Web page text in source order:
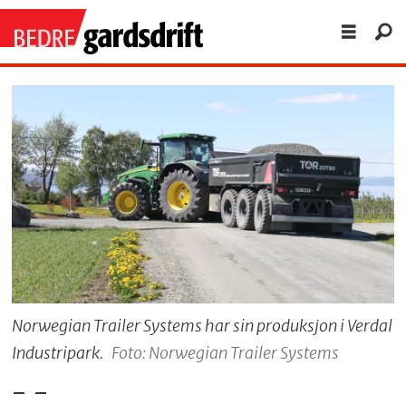
Norwegian Trailer Systems har sin produksjon i Verdal
Industripark. Foto: Norwegian Trailer Systems